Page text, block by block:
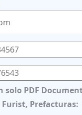
solo PDF
Furist, Prefacturas: